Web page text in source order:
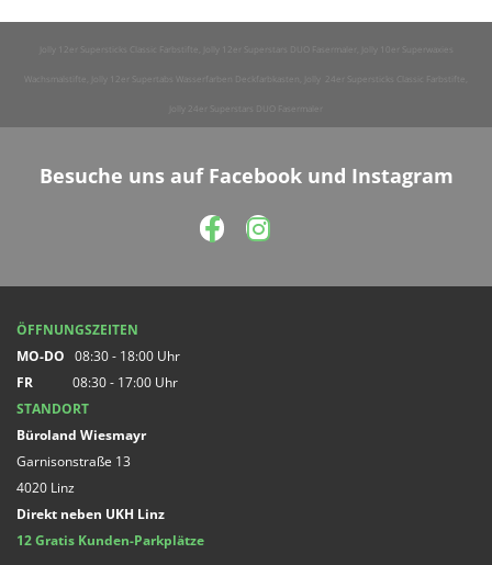
Jolly 12er Supersticks Classic Farbstifte, Jolly 12er Superstars DUO Fasermaler, Jolly 10er Superwaxies
Wachsmalstifte, Jolly 12er Supertabs Wasserfarben Deckfarbkasten, Jolly 24er Supersticks Classic Farbstifte,
Jolly 24er Superstars DUO Fasermaler
Besuche uns auf Facebook und Instagram
ÖFFNUNGSZEITEN
MO-DO 08:30 - 18:00 Uhr
FR
08:30 - 17:00 Uhr
STANDORT
Büroland Wiesmayr
Garnisonstraße 13
4020 Linz
Direkt neben UKH Linz
12 Gratis Kunden-Parkplätze